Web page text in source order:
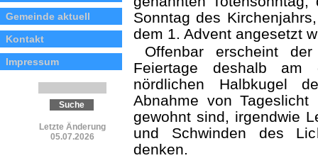
Gemeinde aktuell
Kontakt
Impressum
Letzte Änderung
05.07.2026
Sonntag des
dem 1. Advent angesetzt
Offenbar erscheint
Feiertage deshalb
nördlichen Halbkugel
Abnahme von
gewohnt sind, irgendwie
und Schwinden des
denken.